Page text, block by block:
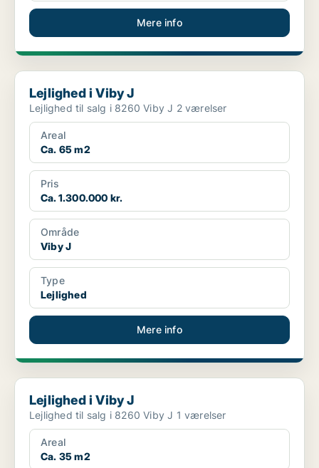
Mere info
Lejlighed i Viby J
Lejlighed i Viby J
Lejlighed til salg i 8260 Viby J 2 værelser
Areal
Ca. 65 m2
Pris
Ca. 1.300.000 kr.
Område
Viby J
Type
Lejlighed
Mere info
Lejlighed i Viby J
Lejlighed i Viby J
Lejlighed til salg i 8260 Viby J 1 værelser
Areal
Ca. 35 m2